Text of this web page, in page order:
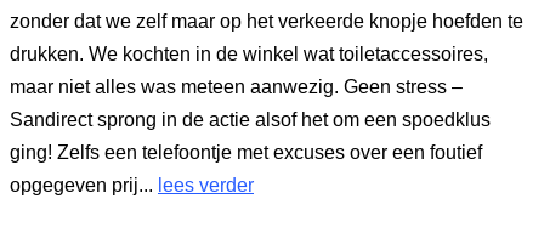
zonder dat we zelf maar op het verkeerde knopje hoefden te
drukken. We kochten in de winkel wat toiletaccessoires,
maar niet alles was meteen aanwezig. Geen stress –
Sandirect sprong in de actie alsof het om een spoedklus
ging! Zelfs een telefoontje met excuses over een foutief
opgegeven prij... lees verder